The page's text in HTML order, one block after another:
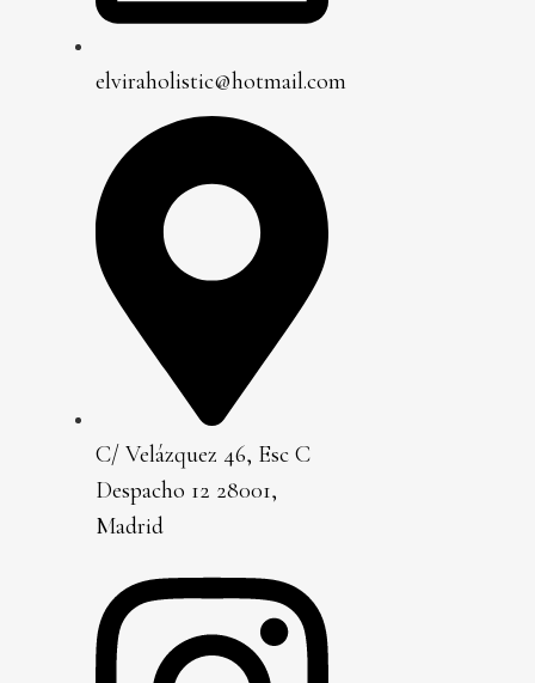
elviraholistic@hotmail.com
C/ Velázquez 46, Esc C
Despacho 12 28001,
Madrid